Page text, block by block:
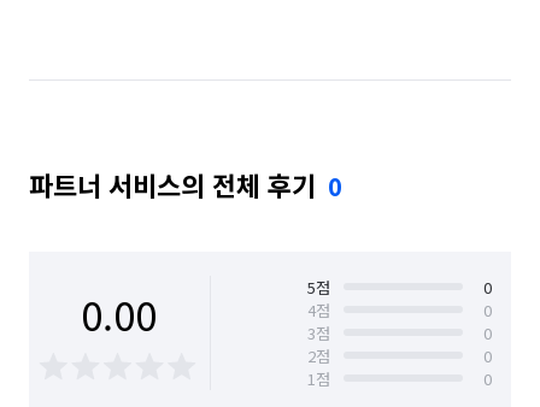
파트너 서비스의 전체 후기 0
0.00 5점
0
4점
0
3점
0
2점
0
1점
0